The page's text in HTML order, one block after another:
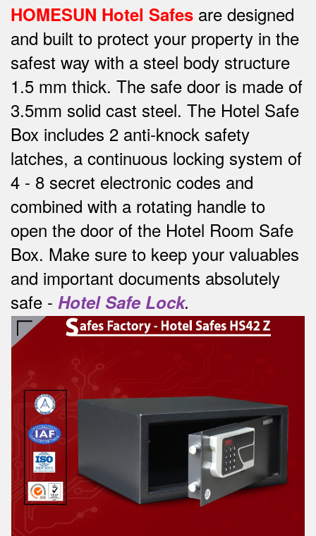
HOMESUN Hotel Safes are designed
and built to protect your property in the
safest way with a steel body structure
1.5 mm thick. The safe door is made of
3.5mm solid cast steel. The Hotel Safe
Box includes 2 anti-knock safety
latches, a continuous locking system of
4 - 8 secret electronic codes and
combined with a rotating handle to
open the door of the Hotel Room Safe
Box. Make sure to keep your valuables
and important documents absolutely
safe - Hotel Safe Lock.